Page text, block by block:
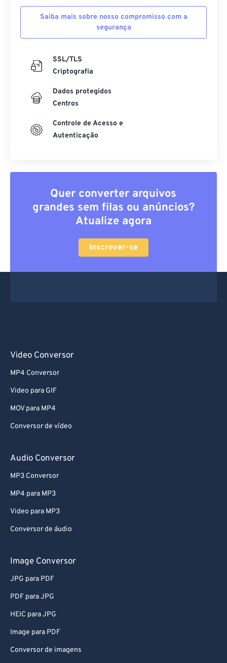
Saiba mais sobre nosso compromisso com a
segurança
SSL/TLS
Criptografia
Dados protegidos
Centros
Controle de Acesso e
Autenticação
Quer converter arquivos
grandes sem filas ou anúncios?
Atualize agora
Inscrever-se
Video Conversor
MP4 Conversor
Video para GIF
MOV para MP4
Conversor de vídeo
Audio Conversor
MP3 Conversor
MP4 para MP3
Video para MP3
Conversor de áudio
Image Conversor
JPG para PDF
PDF para JPG
HEIC para JPG
Image para PDF
Conversor de imagens